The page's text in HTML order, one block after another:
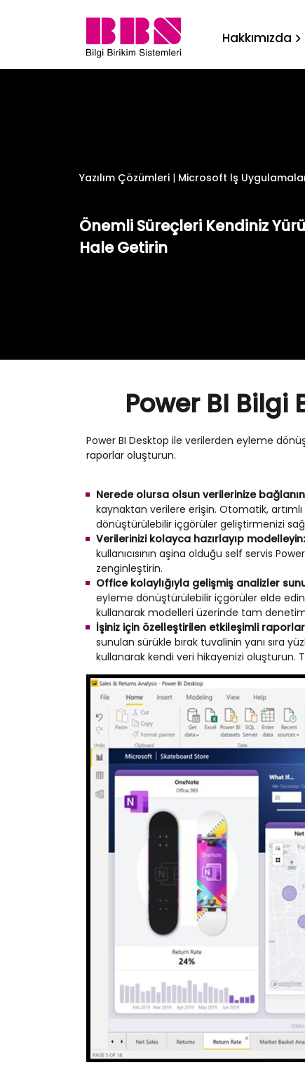
Power BI Bilgi Birikim
Hakkımızda
Yazılım Çözümleri | Microsoft İş
Önemli Süreçleri Kendiniz
Hale Getirin
Power BI
Power BI Desktop ile verilerden eyleme
raporlar oluşturun.
Nerede olursa olsun verilerinize
kaynaktan verilere erişin. Otomatik,
dönüştürülebilir içgörüler geliştirmenizi
Verilerinizi kolayca hazırlayıp modelleyin:
kullanıcısının aşina olduğu self servis
zenginleştirin.
Office kolaylığıyla gelişmiş analizler
eyleme dönüştürülebilir içgörüler elde edin.
kullanarak modelleri üzerinde tam
İşiniz için özelleştirilen etkileşimli
sunulan sürükle bırak tuvalinin yanı sıra
kullanarak kendi veri hikayenizi oluşturun.